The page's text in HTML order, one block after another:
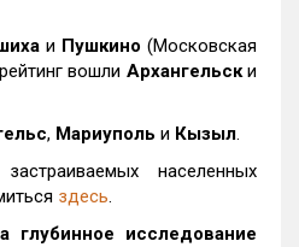
и Пушкино (Московская
вошли Архангельски
, Мариуполь и Кызыл.
населенных
здесь.
глубинное исследование